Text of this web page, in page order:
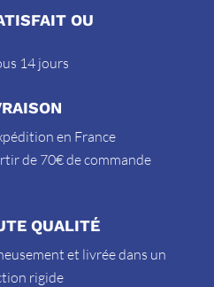
OU
14 jours
en France
de 70€ de commande
QUALITÉ
et livrée dans un
rigide